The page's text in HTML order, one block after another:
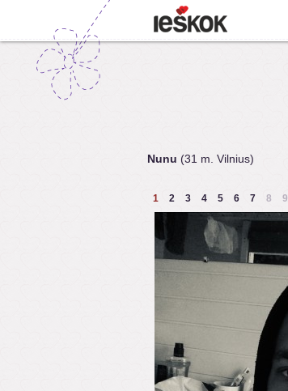
Nunu (31 m. Vilnius)
1 2 3 4 5 6 7 8 9